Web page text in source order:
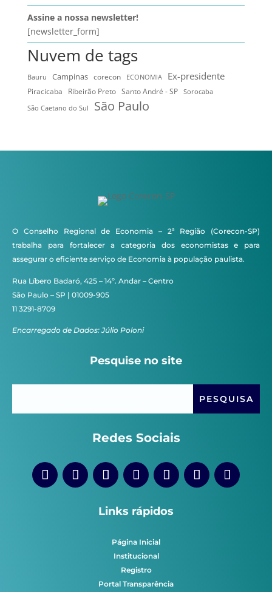
Assine a nossa newsletter!
[newsletter_form]
Nuvem de tags
Bauru Campinas corecon ECONOMIA Ex-presidente
Piracicaba Ribeirão Preto Santo André - SP
Sorocaba
São Caetano do Sul
São Paulo
O Conselho Regional de Economia – 2ª Região (Corecon-SP)
trabalha para fortalecer a categoria dos economistas e para
assegurar o eficiente serviço de Economia à população paulista.
Rua Líbero Badaró, 425 – 14º. Andar – Centro
São Paulo – SP | 01009-905
11 3291-8709
Encarregado de Dados: Júlio Poloni
Pesquise no site
Redes Sociais
Links rápidos
Página Inicial
Institucional
Registro
Portal Transparência